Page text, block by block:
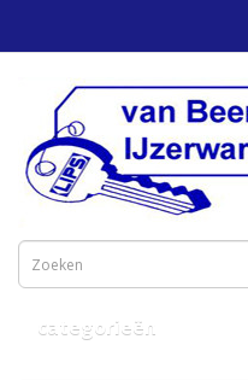
categorieën